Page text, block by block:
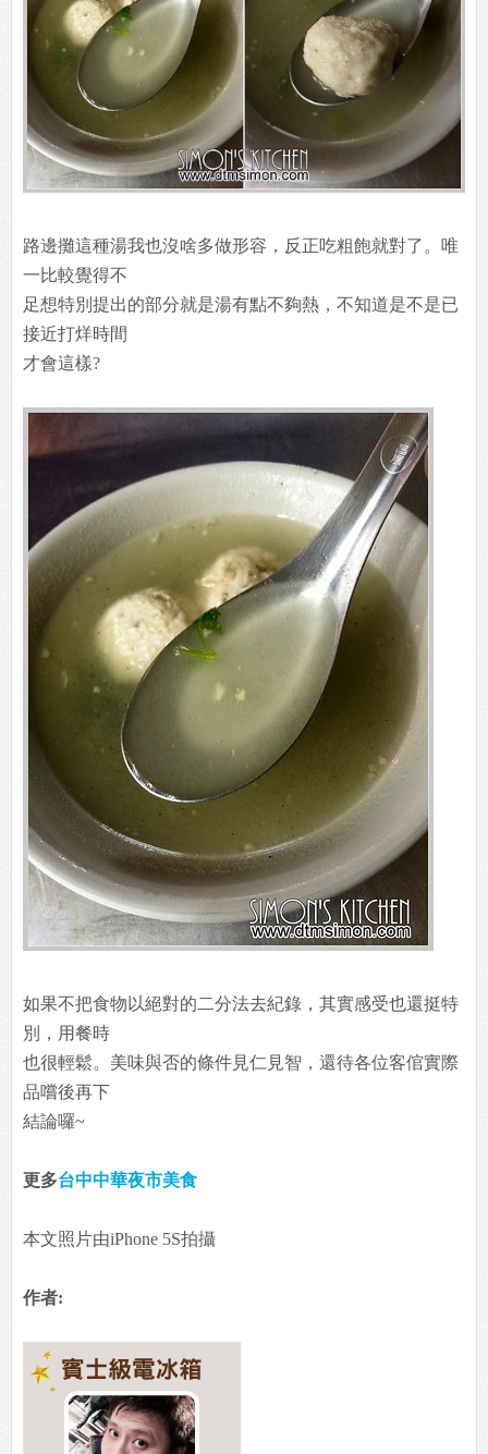
路邊攤這種湯我也沒啥多做形容，反正吃粗飽就對了。唯
一比較覺得不
足想特別提出的部分就是湯有點不夠熱，不知道是不是已
接近打烊時間
才會這樣?
如果不把食物以絕對的二分法去紀錄，其實感受也還挺特
別，用餐時
也很輕鬆。美味與否的條件見仁見智，還待各位客倌實際
品嚐後再下
結論囉~
更多台中中華夜市美食
本文照片由iPhone 5S拍攝
作者: